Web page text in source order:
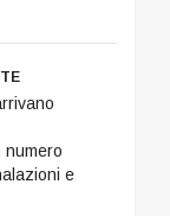
numero
e